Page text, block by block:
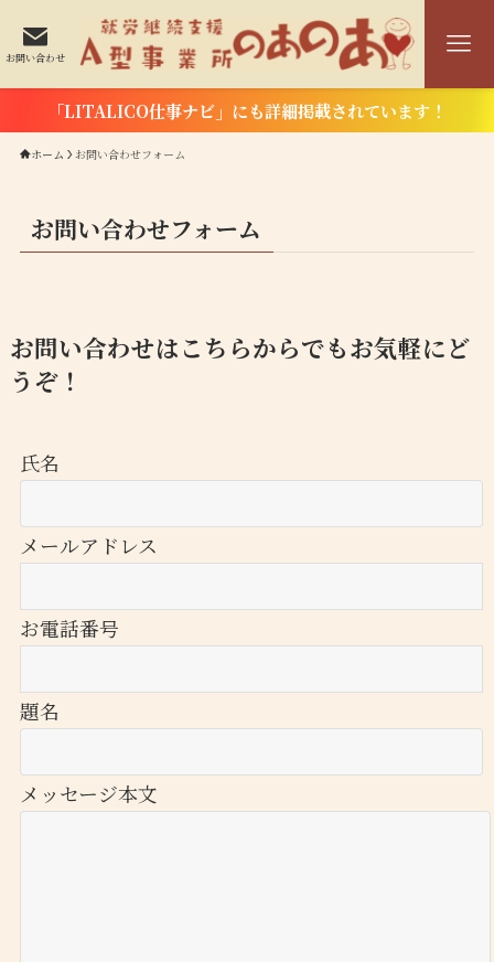
お問い合わせ
「LITALICO仕事ナビ」にも詳細掲載されています！
ホーム お問い合わせフォーム
お問い合わせフォーム
お問い合わせはこちらからでもお気軽にど
うぞ！
氏名
メールアドレス
お電話番号
題名
メッセージ本文